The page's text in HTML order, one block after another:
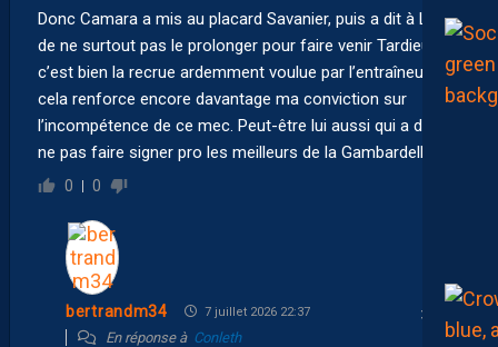
Donc Camara a mis au placard Savanier, puis a dit à LN
de ne surtout pas le prolonger pour faire venir Tardieu. Si
c’est bien la recrue ardemment voulue par l’entraîneur,
cela renforce encore davantage ma conviction sur
l’incompétence de ce mec. Peut-être lui aussi qui a dit de
ne pas faire signer pro les meilleurs de la Gambardella ?
0 0
bertrandm34 7 juillet 2026 22:37
En réponse à Conleth